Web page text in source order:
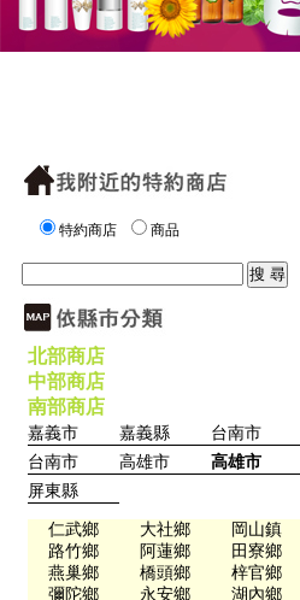
特約商店 商品
北部商店
中部商店
南部商店
嘉義市 嘉義縣
台南市
台南市
高雄市
高雄市
屏東縣
仁武鄉 大社鄉
岡山鎮
路竹鄉
阿蓮鄉
田寮鄉
燕巢鄉
橋頭鄉
梓官鄉
彌陀鄉
永安鄉 湖內鄉